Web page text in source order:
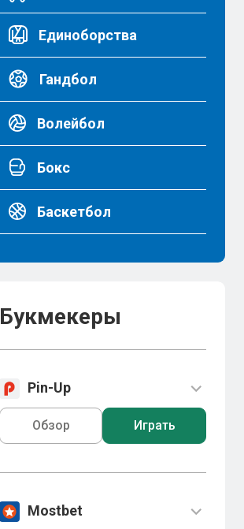
Единоборства
Гандбол
Волейбол
Бокс
Баскетбол
Букмекеры
Pin-Up
Обзор Играть
Mostbet